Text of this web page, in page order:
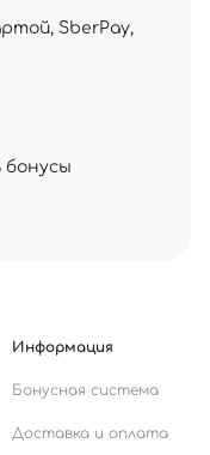
SberPay,
бонусы
Информация
Бонусная система
Доставка и оплата